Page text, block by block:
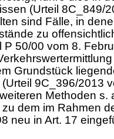
(Urteil 8C_849/
sind Fälle, in
zu
P 50/00 vom 8.
Grundstück
9C_396/2013
Methoden s.
dem im Rahmen
neu in Art. 17